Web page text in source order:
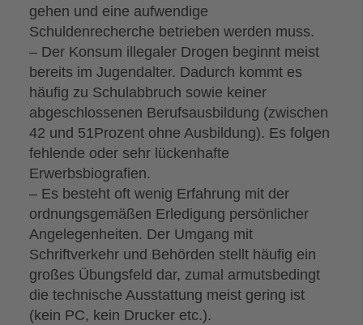
gehen und eine aufwendige
Schuldenrecherche betrieben werden muss.
– Der Konsum illegaler Drogen beginnt meist
bereits im Jugendalter. Dadurch kommt es
häufig zu Schulabbruch sowie keiner
abgeschlossenen Berufsausbildung (zwischen
42 und 51Prozent ohne Ausbildung). Es folgen
fehlende oder sehr lückenhafte
Erwerbsbiografien.
– Es besteht oft wenig Erfahrung mit der
ordnungsgemäßen Erledigung persönlicher
Angelegenheiten. Der Umgang mit
Schriftverkehr und Behörden stellt häufig ein
großes Übungsfeld dar, zumal armutsbedingt
die technische Ausstattung meist gering ist
(kein PC, kein Drucker etc.).